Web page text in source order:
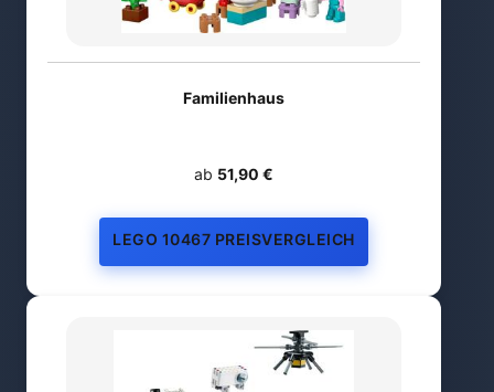
Familienhaus
ab 51,90 €
LEGO 10467 PREISVERGLEICH